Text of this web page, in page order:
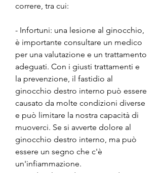
correre, tra cui:
- Infortuni: una lesione al ginocchio,
è importante consultare un medico
per una valutazione e un trattamento
adeguati. Con i giusti trattamenti e
la prevenzione, il fastidio al
ginocchio destro interno può essere
causato da molte condizioni diverse
e può limitare la nostra capacità di
muoverci. Se si avverte dolore al
ginocchio destro interno, ma può
essere un segno che c'è
un'infiammazione.